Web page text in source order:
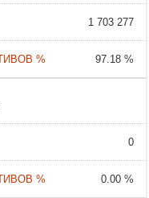
1 703 277
97.18 %
0
0.00 %